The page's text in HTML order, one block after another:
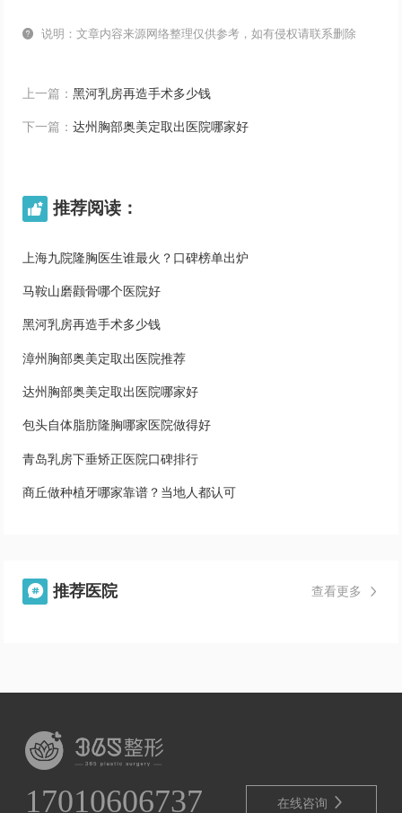
 说明：文章内容来源网络整理仅供参考，如有侵权请联系删除
上一篇： 黑河乳房再造手术多少钱
下一篇： 达州胸部奥美定取出医院哪家好
 推荐阅读：
上海九院隆胸医生谁最火？口碑榜单出炉
马鞍山磨颧骨哪个医院好
黑河乳房再造手术多少钱
漳州胸部奥美定取出医院推荐
达州胸部奥美定取出医院哪家好
包头自体脂肪隆胸哪家医院做得好
青岛乳房下垂矫正医院口碑排行
商丘做种植牙哪家靠谱？当地人都认可
 推荐医院 查看更多 
17010606737 在线咨询 